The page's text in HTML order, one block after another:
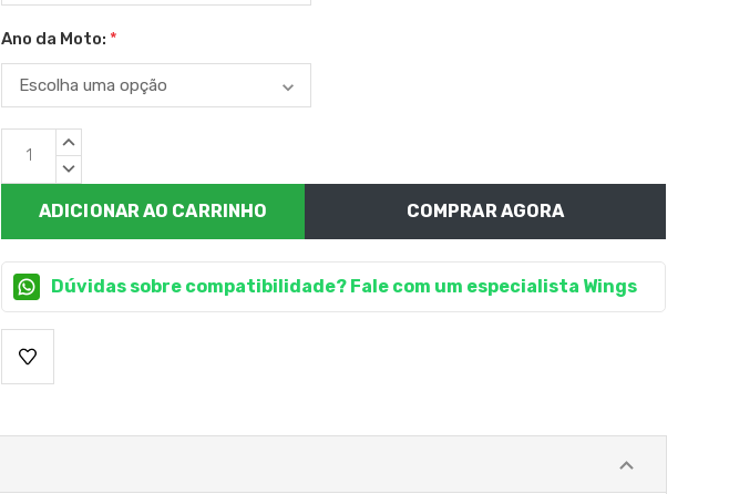
Ano da Moto: *
Estoque
atual:
QUANTIDADE
QUANTIDADE
COMPRAR AGORA
Dúvidas sobre compatibilidade? Fale com um especialista Wings